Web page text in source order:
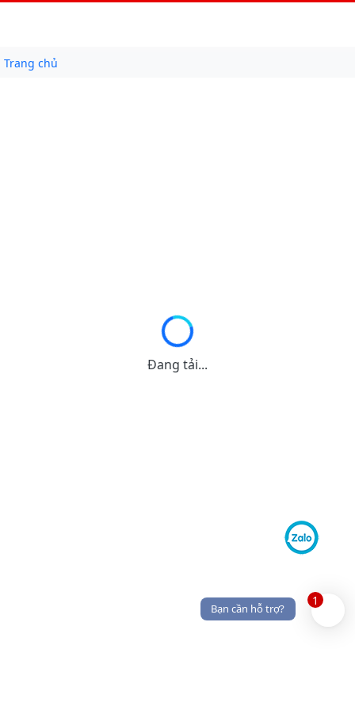
Trang chủ
Đang tải...
1
Bạn cần hỗ trợ?